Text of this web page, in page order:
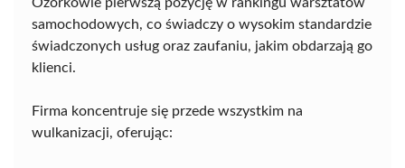
samochodowych, co świadczy o wysokim standardzie
świadczonych usług oraz zaufaniu, jakim obdarzają go
klienci.
Firma koncentruje się przede wszystkim na
wulkanizacji, oferując: